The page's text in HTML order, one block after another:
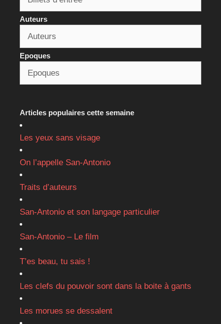
Auteurs
Epoques
Articles populaires cette semaine
Les yeux sans visage
On l’appelle San-Antonio
Traits d’auteurs
San-Antonio et son langage particulier
San-Antonio – Le film
T’es beau, tu sais !
Les clefs du pouvoir sont dans la boite à gants
Les morues se dessalent